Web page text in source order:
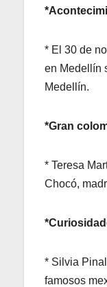
* El 30 de
en Medellín
Medellín.
*Gran
* Teresa
Chocó,
* Silvia
famosos